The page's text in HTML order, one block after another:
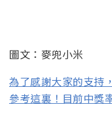
圖文：麥兜小米
為了感謝大家的支持
參考這裏！目前中獎